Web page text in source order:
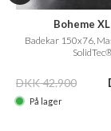
Boheme
Badekar 150x76,
DKK 42.900
På lager